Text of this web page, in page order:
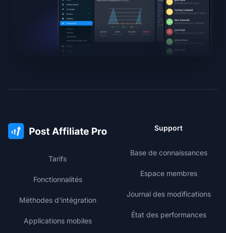
Tarifs
Fonctionnalités
Méthodes d'intégration
Applications mobiles
Support
Base de connaissances
Espace membres
Journal des modifications
État des performances